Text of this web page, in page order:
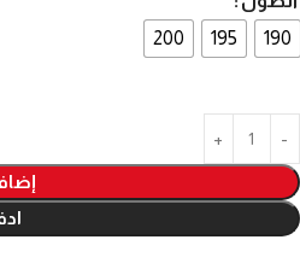
190
195
200